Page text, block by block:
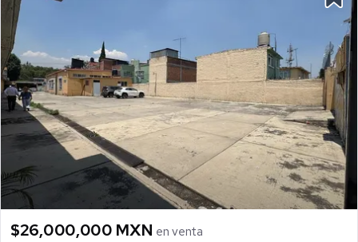
$26,000,000 MXN en venta